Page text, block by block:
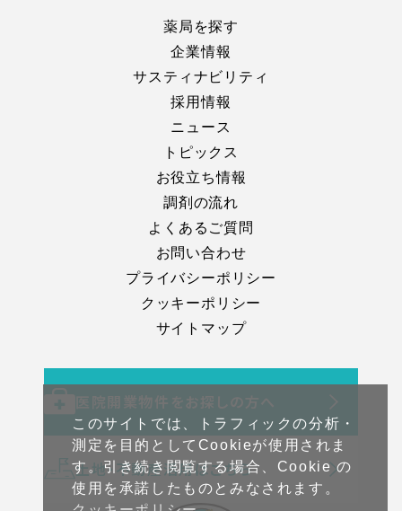
薬局を探す
企業情報
サスティナビリティ
採用情報
ニュース
トピックス
お役立ち情報
調剤の流れ
よくあるご質問
お問い合わせ
プライバシーポリシー
クッキーポリシー
サイトマップ
土地・不動産活用はこちら
このサイトでは、トラフィックの分析・
測定を目的としてCookieが使用されま
す。引き続き閲覧する場合、Cookie の
使用を承諾したものとみなされます。